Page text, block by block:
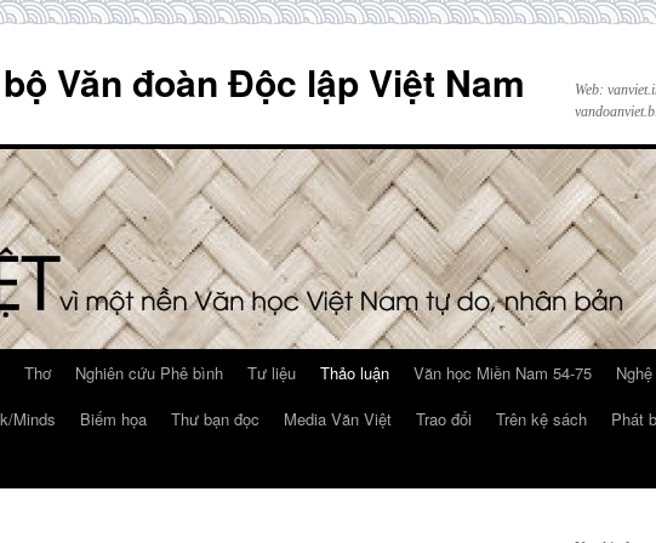
Văn đoàn Độc lập Việt Nam
Web:
Thơ Nghiên cứu Phê bình Tư liệu Thảo luận Văn học Miền Nam 54-75
Minds Biếm họa Thư bạn đọc Media Văn Việt Trao đổi Trên kệ sách
Phát